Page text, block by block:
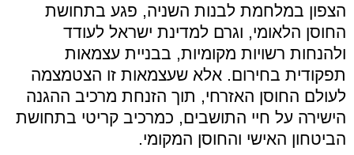
הצפון במלחמת לבנות השניה, פגע בתחושת
החוסן הלאומי, וגרם למדינת ישראל לעודד
ולהנחות רשויות מקומיות, בבניית עצמאות
תפקודית בחירום. אלא שעצמאות זו הצטמצמה
לעולם החוסן האזרחי, תוך הזנחת מרכיב ההגנה
הישירה על חיי התושבים, כמרכיב קריטי בתחושת
הביטחון האישי והחוסן המקומי.